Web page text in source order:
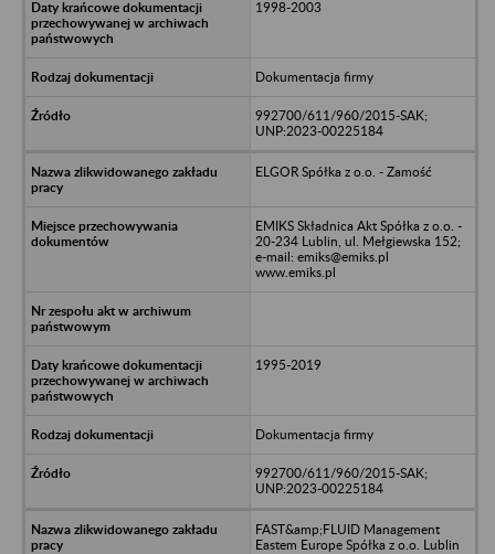
1998-2003
Dokumentacja firmy
992700/611/960/2015-SAK;
UNP:2023-00225184
ELGOR Spółka z o.o. - Zamość
EMIKS Składnica Akt Spółka z o.o. -
20-234 Lublin, ul. Mełgiewska 152;
e-mail: emiks@emiks.pl
www.emiks.pl
1995-2019
Dokumentacja firmy
992700/611/960/2015-SAK;
UNP:2023-00225184
FAST&amp;FLUID Management
Eastem Europe Spółka z o.o. Lublin